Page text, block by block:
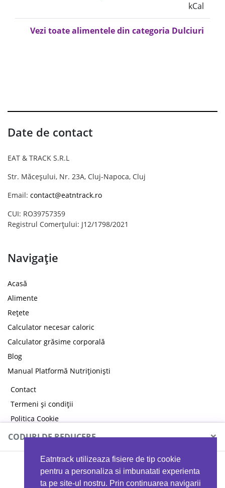
Eatntrack utilizeaza fisiere de tip cookie
pentru a personaliza si imbunatati experienta
ta pe site-ul nostru. Prin continuarea navigarii
kCal
Vezi toate alimentele din categoria Dulciuri
Date de contact
EAT & TRACK S.R.L
Str. Măceșului, Nr. 23A, Cluj-Napoca, Cluj
Email: contact@eatntrack.ro
CUI: RO39757359
Registrul Comerțului: J12/1798/2021
Navigație
Acasă
Alimente
Rețete
Calculator necesar caloric
Calculator grăsime corporală
Blog
Manual Platformă Nutriționiști
Contact
Termeni și condiții
Politica Cookie
Politica de confidențialitate
CODURI DE REDUCERE ×
MYPROTEIN